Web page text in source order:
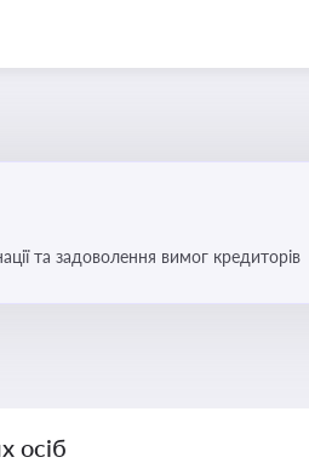
та задоволення вимог кредиторів
осіб